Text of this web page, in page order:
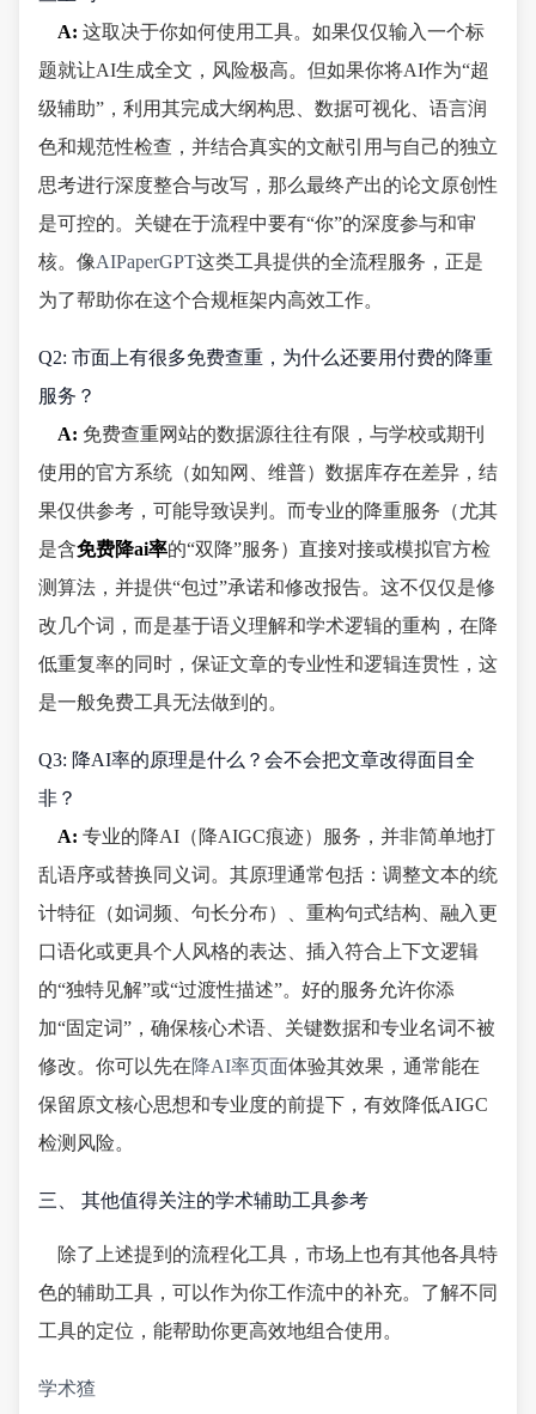
A: 这取决于你如何使用工具。如果仅仅输入一个标
题就让AI生成全文，风险极高。但如果你将AI作为“超
级辅助”，利用其完成大纲构思、数据可视化、语言润
色和规范性检查，并结合真实的文献引用与自己的独立
思考进行深度整合与改写，那么最终产出的论文原创性
是可控的。关键在于流程中要有“你”的深度参与和审
核。像AIPaperGPT这类工具提供的全流程服务，正是
为了帮助你在这个合规框架内高效工作。
Q2: 市面上有很多免费查重，为什么还要用付费的降重
服务？
A: 免费查重网站的数据源往往有限，与学校或期刊
使用的官方系统（如知网、维普）数据库存在差异，结
果仅供参考，可能导致误判。而专业的降重服务（尤其
是含免费降ai率的“双降”服务）直接对接或模拟官方检
测算法，并提供“包过”承诺和修改报告。这不仅仅是修
改几个词，而是基于语义理解和学术逻辑的重构，在降
低重复率的同时，保证文章的专业性和逻辑连贯性，这
是一般免费工具无法做到的。
Q3: 降AI率的原理是什么？会不会把文章改得面目全
非？
A: 专业的降AI（降AIGC痕迹）服务，并非简单地打
乱语序或替换同义词。其原理通常包括：调整文本的统
计特征（如词频、句长分布）、重构句式结构、融入更
口语化或更具个人风格的表达、插入符合上下文逻辑
的“独特见解”或“过渡性描述”。好的服务允许你添
加“固定词”，确保核心术语、关键数据和专业名词不被
修改。你可以先在降AI率页面体验其效果，通常能在
保留原文核心思想和专业度的前提下，有效降低AIGC
检测风险。
三、 其他值得关注的学术辅助工具参考
除了上述提到的流程化工具，市场上也有其他各具特
色的辅助工具，可以作为你工作流中的补充。了解不同
工具的定位，能帮助你更高效地组合使用。
学术猹